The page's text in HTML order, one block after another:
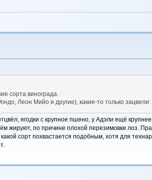
сорта винограда.
Леон Мийо и другие), какие-то только
ягодки с крупное пшено, у Адэли ещё
жируют, по причине плохой перезимовки лоз.
сорт похвастается подобным, хотя для